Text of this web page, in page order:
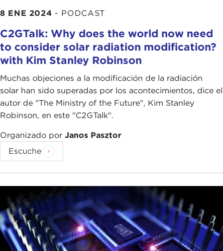
8 ENE 2024 - PODCAST
C2GTalk: Why does the world now need
to consider solar radiation modification?
with Kim Stanley Robinson
Muchas objeciones a la modificación de la radiación
solar han sido superadas por los acontecimientos, dice el
autor de "The Ministry of the Future", Kim Stanley
Robinson, en este "C2GTalk".
Organizado por Janos Pasztor
Escuche